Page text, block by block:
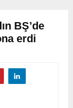
BŞ’de
erdi